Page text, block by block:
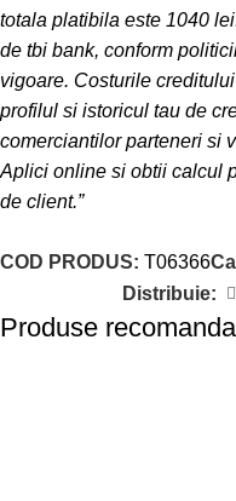
totala platibila este 1040
de tbi bank, conform
vigoare. Costurile
profilul si istoricul tau de
comerciantilor parteneri si
Aplici online si obtii calcul
de client.”
COD PRODUS: T06366
Distribuie:
Produse